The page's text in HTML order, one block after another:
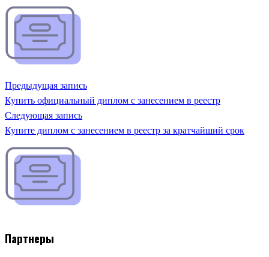
Предыдущая запись
Купить официальный диплом с занесением в реестр
Следующая запись
Купите диплом с занесением в реестр за кратчайший срок
Партнеры